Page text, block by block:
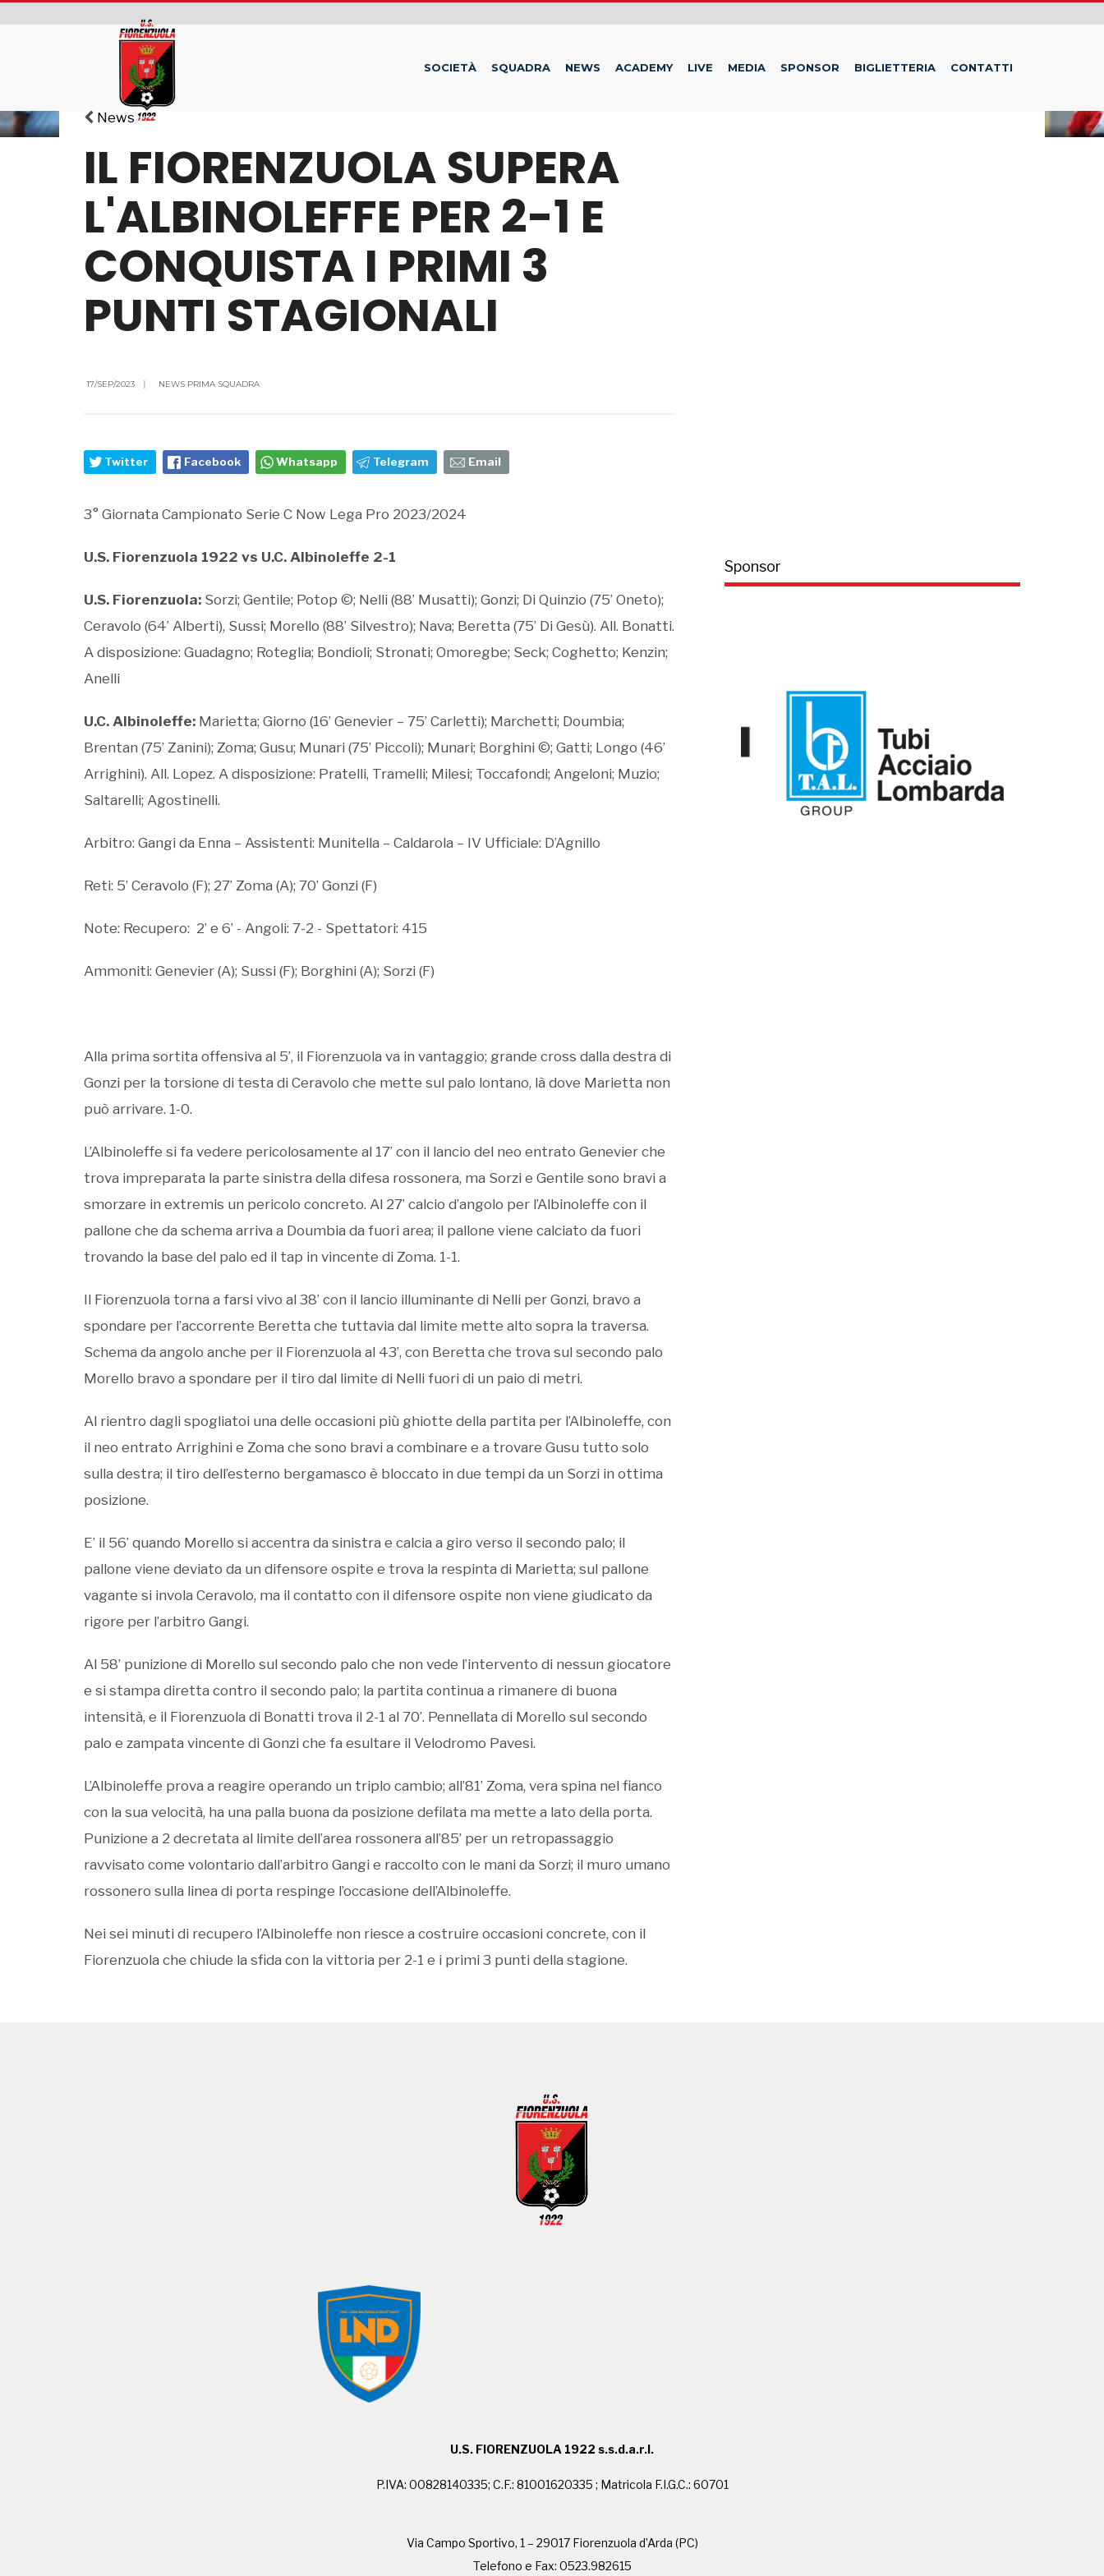
SOCIETÀ SQUADRA NEWS ACADEMY LIVE MEDIA SPONSOR BIGLIETTERIA CONTATTI
News
IL FIORENZUOLA SUPERA
L'ALBINOLEFFE PER 2-1 E
CONQUISTA I PRIMI 3
PUNTI STAGIONALI
17/SEP/2023 | NEWS PRIMA SQUADRA
Twitter Facebook Whatsapp Telegram Email
3° Giornata Campionato Serie C Now Lega Pro 2023/2024
U.S. Fiorenzuola 1922 vs U.C. Albinoleffe 2-1
U.S. Fiorenzuola: Sorzi; Gentile; Potop ©; Nelli (88’ Musatti); Gonzi; Di Quinzio (75’ Oneto);
Ceravolo (64’ Alberti), Sussi; Morello (88’ Silvestro); Nava; Beretta (75’ Di Gesù). All. Bonatti.
A disposizione: Guadagno; Roteglia; Bondioli; Stronati; Omoregbe; Seck; Coghetto; Kenzin;
Anelli
U.C. Albinoleffe: Marietta; Giorno (16’ Genevier – 75’ Carletti); Marchetti; Doumbia;
Brentan (75’ Zanini); Zoma; Gusu; Munari (75’ Piccoli); Munari; Borghini ©; Gatti; Longo (46’
Arrighini). All. Lopez. A disposizione: Pratelli, Tramelli; Milesi; Toccafondi; Angeloni; Muzio;
Saltarelli; Agostinelli.
Arbitro: Gangi da Enna – Assistenti: Munitella – Caldarola – IV Ufficiale: D’Agnillo
Reti: 5’ Ceravolo (F); 27’ Zoma (A); 70’ Gonzi (F)
Note: Recupero: 2’ e 6’ - Angoli: 7-2 - Spettatori: 415
Ammoniti: Genevier (A); Sussi (F); Borghini (A); Sorzi (F)
Alla prima sortita offensiva al 5’, il Fiorenzuola va in vantaggio; grande cross dalla destra di
Gonzi per la torsione di testa di Ceravolo che mette sul palo lontano, là dove Marietta non
può arrivare. 1-0.
L’Albinoleffe si fa vedere pericolosamente al 17’ con il lancio del neo entrato Genevier che
trova impreparata la parte sinistra della difesa rossonera, ma Sorzi e Gentile sono bravi a
smorzare in extremis un pericolo concreto. Al 27’ calcio d’angolo per l’Albinoleffe con il
pallone che da schema arriva a Doumbia da fuori area; il pallone viene calciato da fuori
trovando la base del palo ed il tap in vincente di Zoma. 1-1.
Il Fiorenzuola torna a farsi vivo al 38’ con il lancio illuminante di Nelli per Gonzi, bravo a
spondare per l’accorrente Beretta che tuttavia dal limite mette alto sopra la traversa.
Schema da angolo anche per il Fiorenzuola al 43’, con Beretta che trova sul secondo palo
Morello bravo a spondare per il tiro dal limite di Nelli fuori di un paio di metri.
Al rientro dagli spogliatoi una delle occasioni più ghiotte della partita per l’Albinoleffe, con
il neo entrato Arrighini e Zoma che sono bravi a combinare e a trovare Gusu tutto solo
sulla destra; il tiro dell’esterno bergamasco è bloccato in due tempi da un Sorzi in ottima
posizione.
E’ il 56’ quando Morello si accentra da sinistra e calcia a giro verso il secondo palo; il
pallone viene deviato da un difensore ospite e trova la respinta di Marietta; sul pallone
vagante si invola Ceravolo, ma il contatto con il difensore ospite non viene giudicato da
rigore per l’arbitro Gangi.
Al 58’ punizione di Morello sul secondo palo che non vede l’intervento di nessun giocatore
e si stampa diretta contro il secondo palo; la partita continua a rimanere di buona
intensità, e il Fiorenzuola di Bonatti trova il 2-1 al 70’. Pennellata di Morello sul secondo
palo e zampata vincente di Gonzi che fa esultare il Velodromo Pavesi.
L’Albinoleffe prova a reagire operando un triplo cambio; all’81’ Zoma, vera spina nel fianco
con la sua velocità, ha una palla buona da posizione defilata ma mette a lato della porta.
Punizione a 2 decretata al limite dell’area rossonera all’85’ per un retropassaggio
ravvisato come volontario dall’arbitro Gangi e raccolto con le mani da Sorzi; il muro umano
rossonero sulla linea di porta respinge l’occasione dell’Albinoleffe.
Nei sei minuti di recupero l’Albinoleffe non riesce a costruire occasioni concrete, con il
Fiorenzuola che chiude la sfida con la vittoria per 2-1 e i primi 3 punti della stagione.
Sponsor
U.S. FIORENZUOLA 1922 s.s.d.a.r.l.
P.IVA: 00828140335; C.F.: 81001620335 ; Matricola F.I.G.C.: 60701
Via Campo Sportivo, 1 – 29017 Fiorenzuola d’Arda (PC)
Telefono e Fax: 0523.982615